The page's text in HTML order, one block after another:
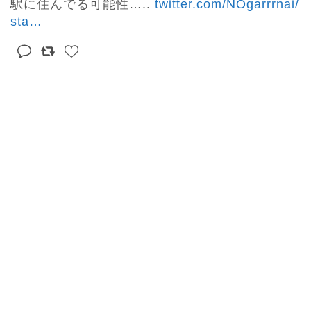
駅に住んでる可能性….. twitter.com/NOgarrrnai/
sta…